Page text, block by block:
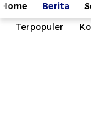
Home Berita
Terpopuler